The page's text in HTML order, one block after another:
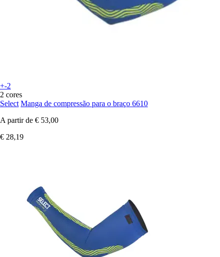
+-2
2 cores
Select Manga de compressão para o braço 6610
A partir de € 53,00
€ 28,19